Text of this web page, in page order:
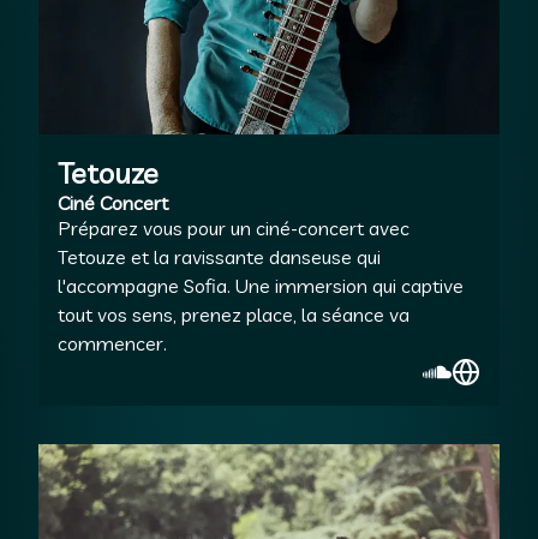
Tetouze
Ciné Concert
Préparez vous pour un ciné-concert avec
Tetouze et la ravissante danseuse qui
l'accompagne Sofia. Une immersion qui captive
tout vos sens, prenez place, la séance va
commencer.